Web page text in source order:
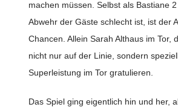
machen müssen. Selbst als Bastiane
Abwehr der Gäste schlecht ist, ist der
Chancen. Allein Sarah Althaus im
nicht nur auf der Linie, sondern
Superleistung im Tor gratulieren.
Das Spiel ging eigentlich hin und her,